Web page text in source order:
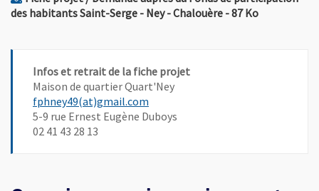
des habitants Saint-Serge - Ney - Chalouère, Fichier au format
- 87 Ko, Ouvre une
Infos et retrait de la fiche projet
Maison de quartier Quart'Ney
fphney49(at)gmail.com
5-9 rue Ernest Eugène Duboys
02 41 43 28 13